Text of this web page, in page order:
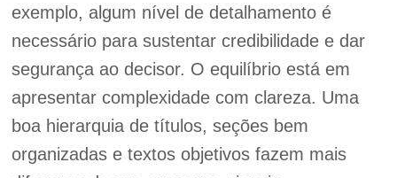
exemplo, algum nível de detalhamento é
necessário para sustentar credibilidade e dar
segurança ao decisor. O equilíbrio está em
apresentar complexidade com clareza. Uma
boa hierarquia de títulos, seções bem
organizadas e textos objetivos fazem mais